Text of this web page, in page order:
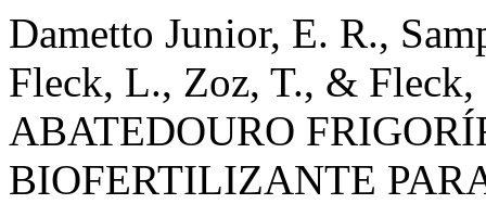
Dametto Junior, E. R.,
Fleck, L., Zoz, T., &
ABATEDOURO
BIOFERTILIZANTE